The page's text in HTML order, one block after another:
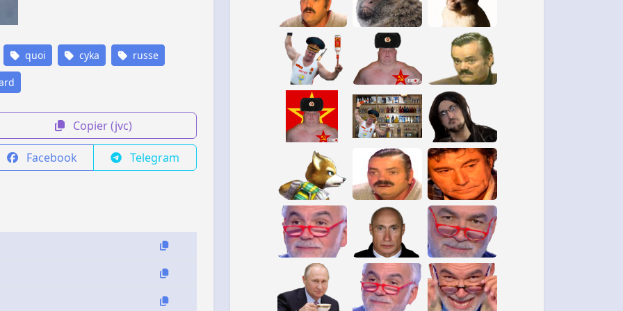
quoi cyka russe
Copier (jvc)
Facebook Telegram